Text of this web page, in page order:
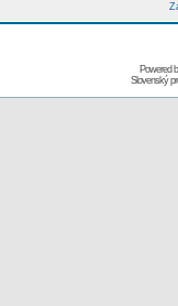
Powered
Slovenský